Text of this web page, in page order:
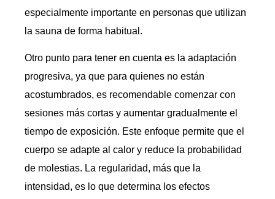
especialmente importante en personas que utilizan
la sauna de forma habitual.
Otro punto para tener en cuenta es la adaptación
progresiva, ya que para quienes no están
acostumbrados, es recomendable comenzar con
sesiones más cortas y aumentar gradualmente el
tiempo de exposición. Este enfoque permite que el
cuerpo se adapte al calor y reduce la probabilidad
de molestias. La regularidad, más que la
intensidad, es lo que determina los efectos